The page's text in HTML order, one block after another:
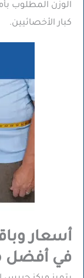
الوزن المطلوب
كبار الأخصائيين.
أسعار
في أفضل